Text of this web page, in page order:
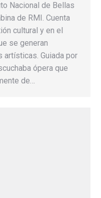
Nacional de Bellas
de RMI. Cuenta
cultural y en el
se generan
Guiada por
ópera que
de…